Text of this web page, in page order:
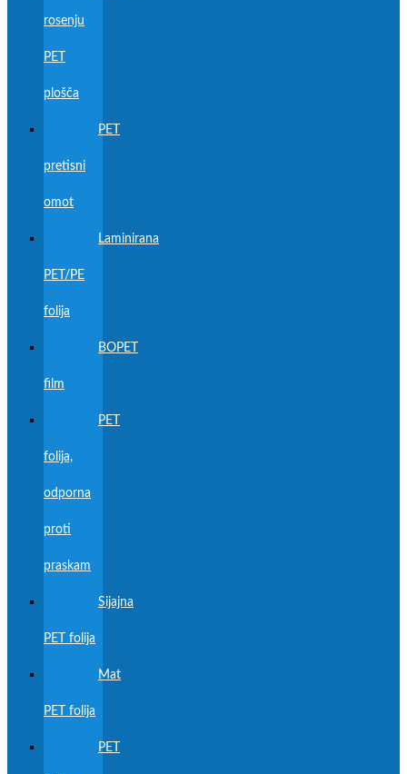
rosenju
PET
plošča
PET
pretisni
omot
Laminirana
PET/PE
folija
BOPET
film
PET
folija,
odporna
proti
praskam
Sijajna
PET folija
Mat
PET folija
PET